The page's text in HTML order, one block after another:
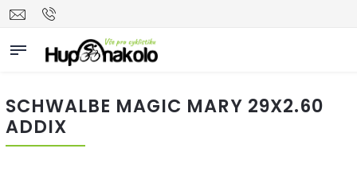
SCHWALBE MAGIC MARY 29X2.60
ADDIX